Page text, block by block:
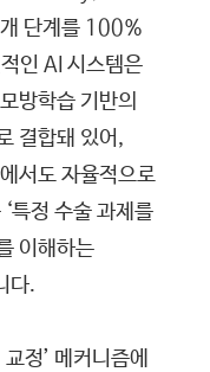
단계를 100%
인 AI 시스템은
방학습 기반의
결합돼 있어,
서도 자율적으로
특정 수술 과제를
이해하는
다.
정’ 메커니즘에